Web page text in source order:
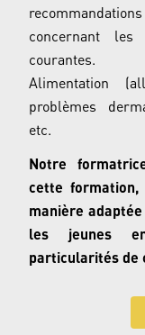
recommandations
concernant
courantes.
Alimentation
problèmes
etc.
Notre
cette
manière adaptée
les jeunes
particularités de